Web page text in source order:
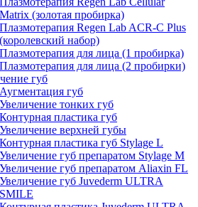
Matrix (золотая пробирка)
Плазмотерапия Regen Lab ACR-C Plus
(королевский набор)
Плазмотерапия для лица (1 пробирка)
Плазмотерапия для лица (2 пробирки)
губ
Аугментация губ
Увеличение тонких губ
Контурная пластика губ
Увеличение верхней губы
Контурная пластика губ Stylage L
Увеличение губ препаратом Stylage M
Увеличение губ препаратом Aliaxin FL
Увеличение губ Juvederm ULTRA
SMILE